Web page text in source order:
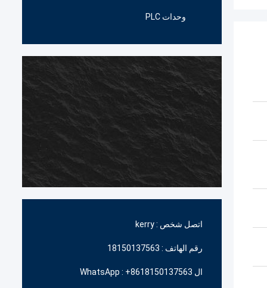
وحدات PLC
اتصل شخص :kerry
رقم الهاتف : 18150137563
ال WhatsApp : +8618150137563